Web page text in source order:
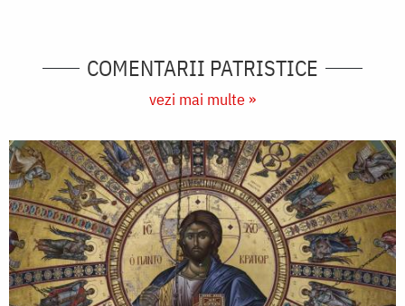
COMENTARII PATRISTICE
vezi mai multe »